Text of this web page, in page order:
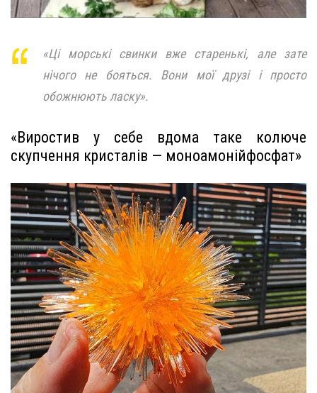
«Ці морські свинки вже старенькі, але зате
нічого не бояться. Вони мої друзі і просто
обожнюють ласку».
«Виростив у себе вдома таке колюче
скупчення кристалів — моноамонійфосфат»